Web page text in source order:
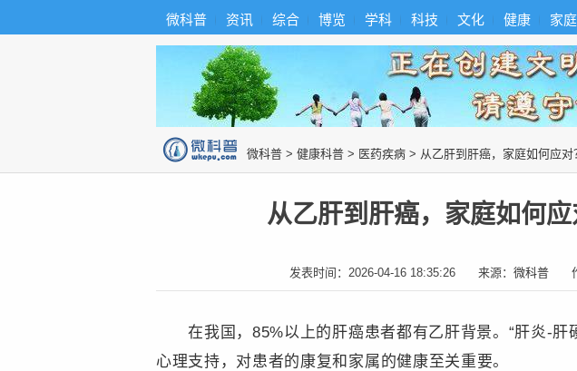
微科普 资讯 综合 博览 学科 科技 文化 健康 家庭
微科普 > 健康科普 > 医药疾病 > 从乙肝到肝癌，家庭如何应
从乙肝到肝癌，家庭如何
发表时间： 2026-04-16 18:35:26 来源： 微科普
在我国，85%以上的肝癌患者都有乙肝背景。“肝炎-肝
心理支持，对患者的康复和家属的健康至关重要。